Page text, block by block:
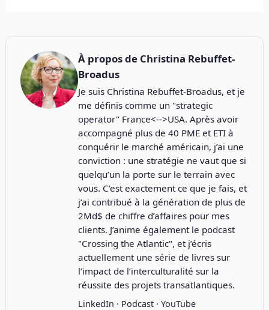
À propos de Christina Rebuffet-
Broadus
Je suis Christina Rebuffet-Broadus, et je
me définis comme un "strategic
operator" France<-->USA. Après avoir
accompagné plus de 40 PME et ETI à
conquérir le marché américain, j’ai une
conviction : une stratégie ne vaut que si
quelqu’un la porte sur le terrain avec
vous. C’est exactement ce que je fais, et
j’ai contribué à la génération de plus de
2Md$ de chiffre d’affaires pour mes
clients. J’anime également le podcast
"Crossing the Atlantic", et j’écris
actuellement une série de livres sur
l’impact de l’interculturalité sur la
réussite des projets transatlantiques.
LinkedIn · Podcast· YouTube